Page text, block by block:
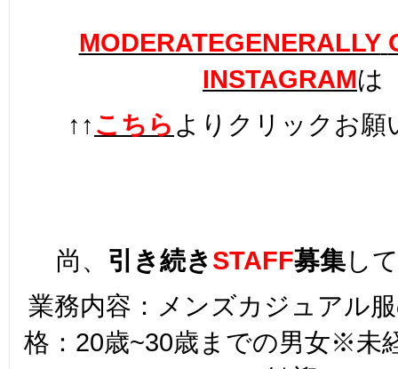
MODERATEGENERALLY
INSTAGRAMは
↑↑ こちら よりクリックお願
尚、 引き続きSTAFF募集し
業務内容：メンズカジュアル
格：20歳~30歳までの男女※未